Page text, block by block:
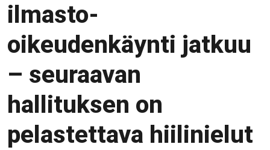
ilmasto-
oikeudenkäynti jatkuu
– seuraavan
hallituksen on
pelastettava hiilinielut